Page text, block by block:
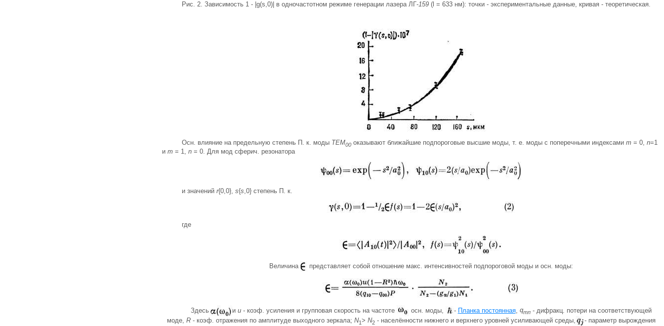
Рис. 2. Зависимость 1 - |g(s,0)| в одночастотном режиме генерации лазера ЛГ-159 (l = 633 нм): точки - экспериментальные данные, кривая - теоретическая.
Осн. влияние на предельную степень П. к. моды ТЕМ00 оказывают ближайшие подпороговые высшие моды, т. е. моды с поперечными индексами m = 0, n=1
и m = 1, n = 0. Для мод сферич. резонатора
и значений r{0,0}, s{s ,0} степень П. к.
где
Величина представляет собой отношение макс. интенсивностей подпороговой моды и осн. моды:
Здесь и u- коэф. усиления и групповая скорость на частоте осн. моды, - Планка постоянная, qтп- дифракц. потери на соответствующей
моде, R- коэф. отражения по амплитуде выходного зеркала; N1> N2- населённости нижнего и верхнего уровней усиливающей среды,
- параметр вырождения